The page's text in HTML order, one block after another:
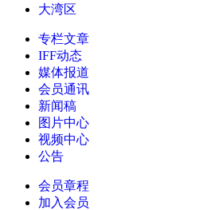
大湾区
专栏文章
IFF动态
媒体报道
会员通讯
新闻稿
图片中心
视频中心
公告
会员章程
加入会员